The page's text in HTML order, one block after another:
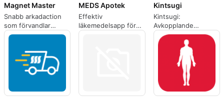
Magnet Master
Snabb arkadaction
som förvandlar
magnetism till
MEDS Apotek
Effektiv
läkemedelsapp för
Android-användare
Kintsugi
Kintsugi:
Avkopplande
pusselspel för
Android